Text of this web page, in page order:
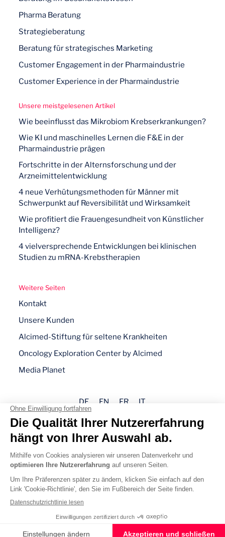
Pharma Beratung
Strategieberatung
Beratung für strategisches Marketing
Customer Engagement in der Pharmaindustrie
Customer Experience in der Pharmaindustrie
Unsere meistgelesenen Artikel
Wie beeinflusst das Mikrobiom Krebserkrankungen?
Wie KI und maschinelles Lernen die F&E in der
Pharmaindustrie prägen
Fortschritte in der Alternsforschung und der
Arzneimittelentwicklung
4 neue Verhütungsmethoden für Männer mit
Schwerpunkt auf Reversibilität und Wirksamkeit
Wie profitiert die Frauengesundheit von Künstlicher
Intelligenz?
4 vielversprechende Entwicklungen bei klinischen
Studien zu mRNA-Krebstherapien
Weitere Seiten
Kontakt
Unsere Kunden
Alcimed-Stiftung für seltene Krankheiten
Oncology Exploration Center by Alcimed
Media Planet
DE EN FR IT
Impressum
Datenschutz
Cookie-Richtlinie